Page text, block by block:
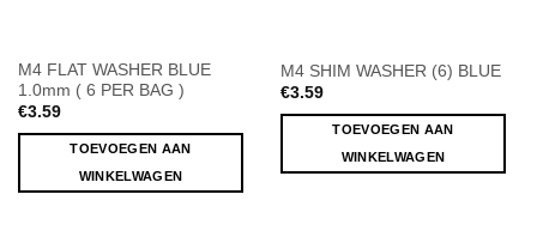
M4 FLAT WASHER BLUE
1.0mm ( 6 PER BAG )
€3.59
TOEVOEGEN AAN
WINKELWAGEN
M4 SHIM WASHER (6) BLUE
€3.59
TOEVOEGEN AAN
WINKELWAGEN